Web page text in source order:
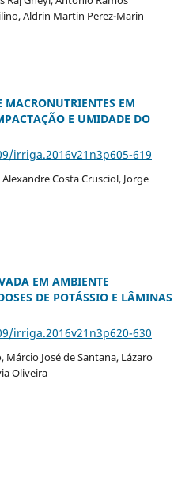
Aldrin Martin Perez-Marin
EM
E UMIDADE DO
irriga.2016v21n3p605-619
Costa Crusciol, Jorge
EM AMBIENTE
DE POTÁSSIO E LÂMINAS
irriga.2016v21n3p620-630
Márcio José de Santana, Lázaro
Oliveira